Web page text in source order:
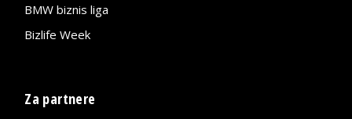
BMW biznis liga
Bizlife Week
Za partnere